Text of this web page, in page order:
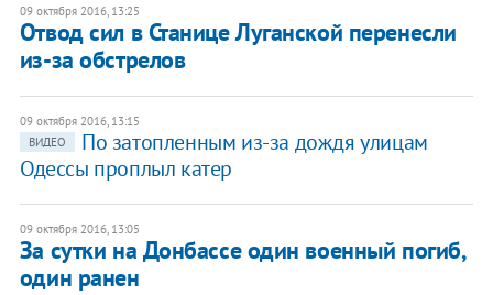
09 октября 2016, 13:25
Отвод сил в Станице Луганской перенесли
из-за обстрелов
09 октября 2016, 13:15
ВИДЕО
По затопленным из-за дождя улицам
Одессы проплыл катер
09 октября 2016, 13:05
За сутки на Донбассе один военный погиб,
один ранен